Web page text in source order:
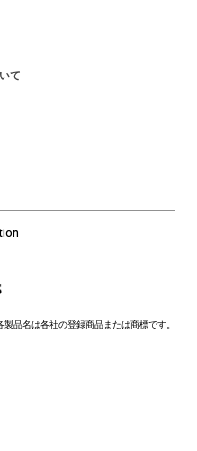
て
品名は各社の登録商品または商標です。